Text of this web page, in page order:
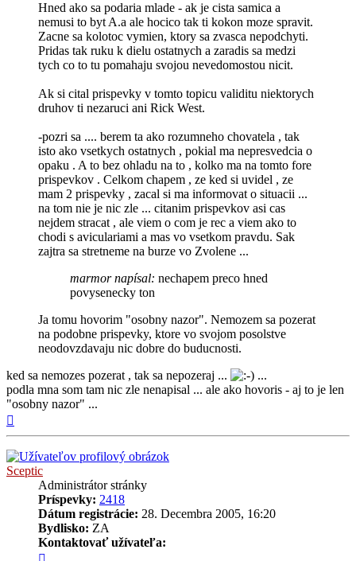
Hned ako sa podaria mlade - ak je cista samica a
nemusi to byt A.a ale hocico tak ti kokon moze spravit.
Zacne sa kolotoc vymien, ktory sa zvasca nepodchyti.
Pridas tak ruku k dielu ostatnych a zaradis sa medzi
tych co to tu pomahaju svojou nevedomostou nicit.
Ak si cital prispevky v tomto topicu validitu niektorych
druhov ti nezaruci ani Rick West.
-pozri sa .... berem ta ako rozumneho chovatela , tak
isto ako vsetkych ostatnych , pokial ma nepresvedcia o
opaku . A to bez ohladu na to , kolko ma na tomto fore
prispevkov . Celkom chapem , ze ked si uvidel , ze
mam 2 prispevky , zacal si ma informovat o situacii ...
na tom nie je nic zle ... citanim prispevkov asi cas
nejdem stracat , ale viem o com je rec a viem ako to
chodi s aviculariami a mas vo vsetkom pravdu. Sak
zajtra sa stretneme na burze vo Zvolene ...
marmor napísal: nechapem preco hned
povysenecky ton
Ja tomu hovorim "osobny nazor". Nemozem sa pozerat
na podobne prispevky, ktore vo svojom posolstve
neodovzdavaju nic dobre do buducnosti.
ked sa nemozes pozerat , tak sa nepozeraj ...
...
podla mna som tam nic zle nenapisal ... ale ako hovoris - aj to je len
"osobny nazor" ...
Sceptic
Administrátor stránky
Príspevky: 2418
Dátum registrácie: 28. Decembra 2005, 16:20
Bydlisko: ZA
Kontaktovať užívateľa: